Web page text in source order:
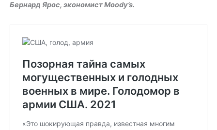
Бернард Ярос, экономист Moody’s.